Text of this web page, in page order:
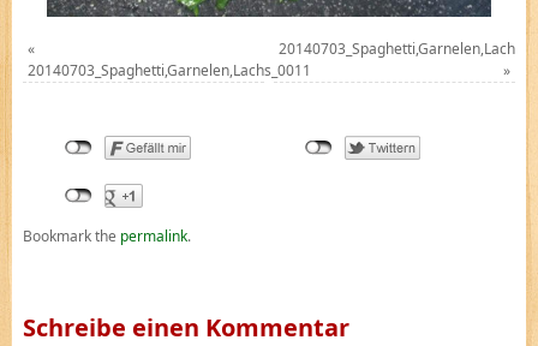
«
20140703_Spaghetti,Garnelen,Lachs_0011
»
Bookmark the permalink.
Schreibe einen Kommentar